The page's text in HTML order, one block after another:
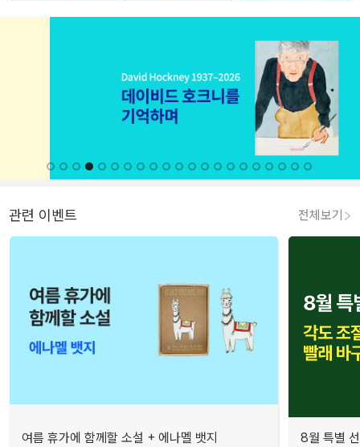
관련 이벤트 전체보기
여름 휴가에 함께할 소설 + 에나멜 뱃지
8월 특별